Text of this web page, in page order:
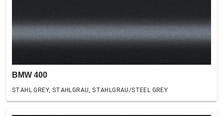
BMW 400
STAHL GREY, STAHLGRAU, STAHLGRAU/STEEL GREY